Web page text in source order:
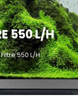
550 L/H
Filtre 550 L/H